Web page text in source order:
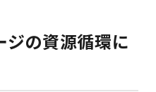
ジの資源循環に